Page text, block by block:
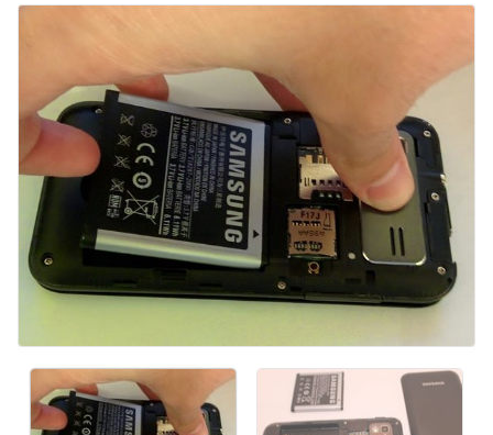
Annuler Publier un commentaire